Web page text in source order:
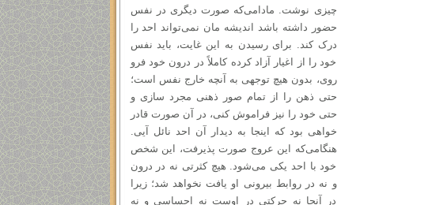
چیزی نوشت. مادامی‌که صورت دیگری در نفس
حضور داشته باشد اندیشه‌ مان نمی‌تواند احد را
درک کند. برای رسیدن به این غایت، باید نفس
خود را از اغیار آزاد کرده کاملاً در درون خود فرو
روی، بدون هیچ توجهی به آنچه خارج نفس است؛
حتى ذهن را از تمام صور ذهنی مجرد سازی و
حتی خود را نیز فراموش کنی، در آن صورت قادر
خواهی بود که اینجا به دیدار آن احد نائل آیی.
هنگامی‌که این عروج صورت پذیرفت، این شخص
خود با احد یکی می‌شود. هیچ کثرتی نه در درون
و نه در روابط بیرونی او یافت نخواهد شد؛ زیرا
در آنجا نه حرکتی در اوست نه احساسی و نه